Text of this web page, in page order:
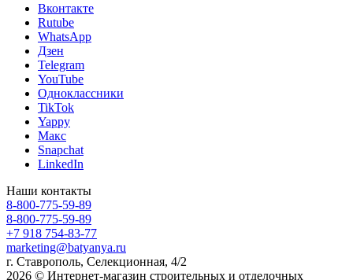
Вконтакте
Rutube
WhatsApp
Дзен
Telegram
YouTube
Одноклассники
TikTok
Yappy
Макс
Snapchat
LinkedIn
Наши контакты
8-800-775-59-89
8-800-775-59-89
+7 918 754-83-77
marketing@batyanya.ru
г. Ставрополь, Селекционная, 4/2
2026 © Интернет-магазин строительных и отделочных